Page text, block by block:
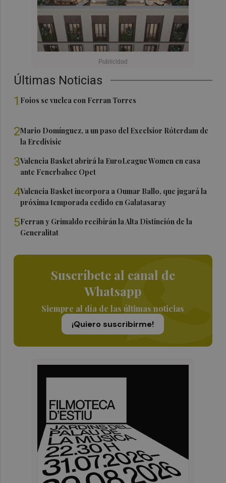
Últimas Noticias
1 Foios se vuelca con Ferran Torres
2Mario Domínguez, a un paso del Excelsior Róterdam de
la Eredivisie
3Valencia Basket abrirá la EuroLeague Women en casa
ante Fenerbahce Opet
4Valencia Basket incorpora a Oumar Ballo, que jugará la
próxima temporada cedido en Galatasaray
5Ferran y Grimaldo recibirán la Alta Distinción de la
Generalitat
Suscríbete al canal de
Whatsapp
Siempre al día de las últimas noticias
¡Quiero suscribirme!